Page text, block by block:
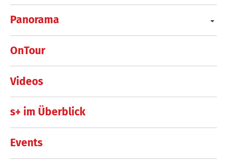
Panorama
OnTour
Videos
s+ im Überblick
Events